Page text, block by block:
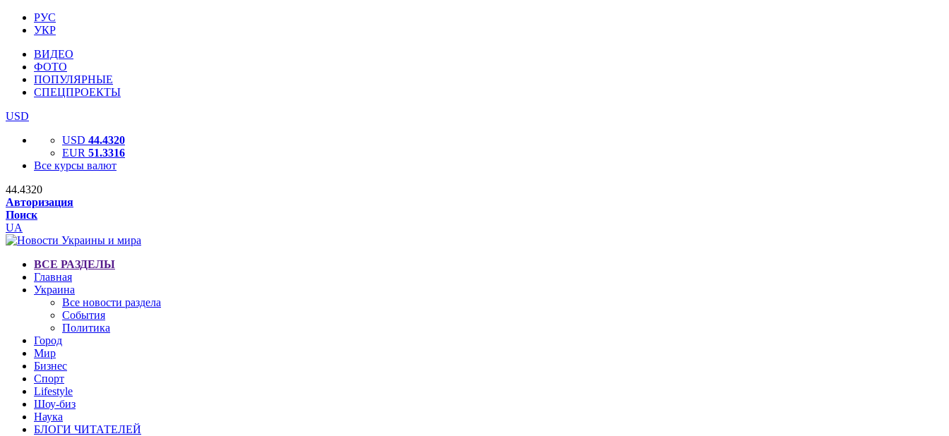
РУС
УКР
ВИДЕО
ФОТО
ПОПУЛЯРНЫЕ
СПЕЦПРОЕКТЫ
USD
USD 44.4320
EUR 51.3316
Все курсы валют
44.4320
Авторизация
Поиск
UA
ВСЕ РАЗДЕЛЫ
Главная
Украина
Все новости раздела
События
Политика
Город
Мир
Бизнес
Спорт
Lifestyle
Шоу-биз
Наука
БЛОГИ ЧИТАТЕЛЕЙ